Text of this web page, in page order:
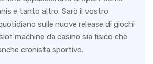
e tanto altro. Sarò il vostro
sulle nuove release di giochi
machine da casino sia fisico che
cronista sportivo.